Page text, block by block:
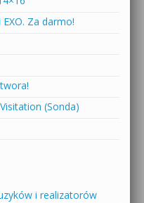
Za darmo!
(Sonda)
i realizatorów